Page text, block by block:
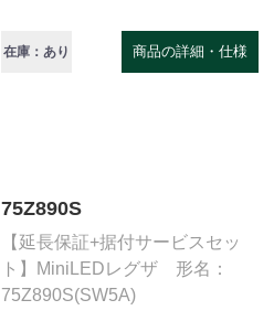
在庫：あり 商品の詳細・仕様
75Z890S
【延長保証+据付サービスセッ
ト】MiniLEDレグザ 形名：
75Z890S(SW5A)